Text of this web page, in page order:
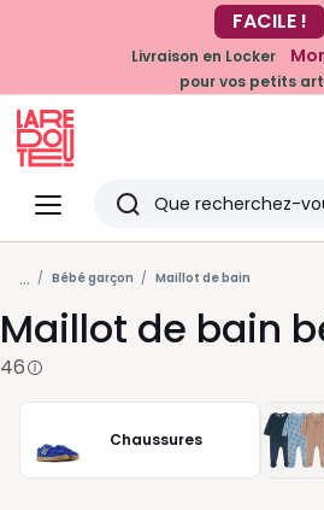
-20% dès
sur la mode
Livraison en Locker
pour vos petits
Menu
Redoute
Rechercher
Derniers
articles
vus
... Bébé garçon Maillot de bain
Maillot de bain
46
Chaussures